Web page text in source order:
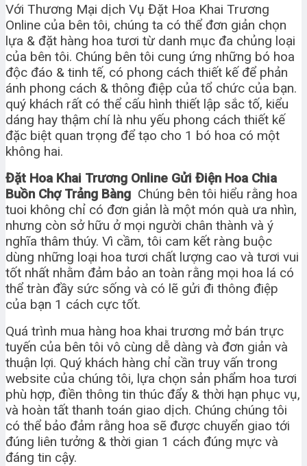
Với Thương Mại dịch Vụ Đặt Hoa Khai Trương
Online của bên tôi, chúng ta có thể đơn giản chọn
lựa & đặt hàng hoa tươi từ danh mục đa chủng loại
của bên tôi. Chúng bên tôi cung ứng những bó hoa
độc đáo & tinh tế, có phong cách thiết kế để phản
ánh phong cách & thông điệp của tổ chức của bạn.
quý khách rất có thể cấu hình thiết lập sắc tố, kiểu
dáng hay thậm chí là nhu yếu phong cách thiết kế
đặc biệt quan trọng để tạo cho 1 bó hoa có một
không hai.
Đặt Hoa Khai Trương Online Gửi Điện Hoa Chia
Buồn Chợ Trảng Bàng Chúng bên tôi hiểu rằng hoa
tuoi không chỉ có đơn giản là một món quà ưa nhìn,
nhưng còn sở hữu ở mọi người chân thành và ý
nghĩa thâm thúy. Vì cầm, tôi cam kết ràng buộc
dùng những loại hoa tươi chất lượng cao và tươi vui
tốt nhất nhằm đảm bảo an toàn rằng mọi hoa lá có
thể tràn đầy sức sống và có lẽ gửi đi thông điệp
của bạn 1 cách cực tốt.
Quá trình mua hàng hoa khai trương mở bán trực
tuyến của bên tôi vô cùng dễ dàng và đơn giản và
thuận lợi. Quý khách hàng chỉ cần truy vấn trong
website của chúng tôi, lựa chọn sản phẩm hoa tươi
phù hợp, điền thông tin thúc đẩy & thời hạn phục vụ,
và hoàn tất thanh toán giao dịch. Chúng chúng tôi
có thể bảo đảm rằng hoa sẽ được chuyển giao tới
đúng liên tưởng & thời gian 1 cách đúng mực và
đáng tin cậy.